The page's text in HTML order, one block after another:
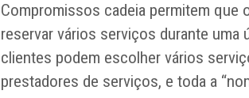
Compromissos cadeia permitem que
reservar vários serviços durante uma
clientes podem escolher vários
prestadores de serviços, e toda a